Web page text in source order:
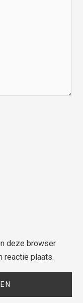
deze browser
reactie plaats.